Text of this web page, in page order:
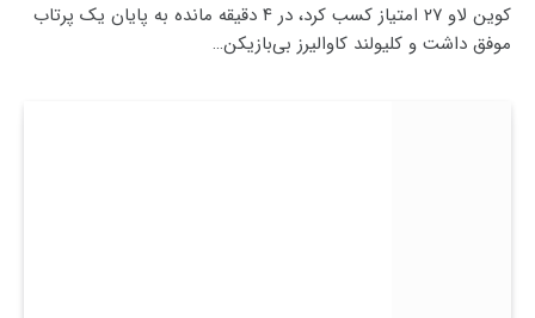
کوین لاو ۲۷ امتیاز کسب کرد، در ۴ دقیقه مانده به پایان یک پرتاب
موفق داشت و کلیولند کاوالیرز بی‌بازیکن…